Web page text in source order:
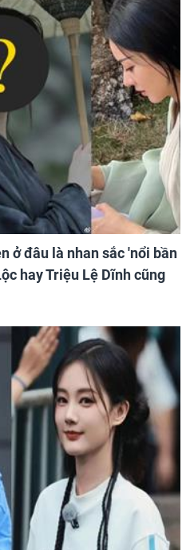
ở đâu là nhan sắc 'nổi bần
hay Triệu Lệ Dĩnh cũng